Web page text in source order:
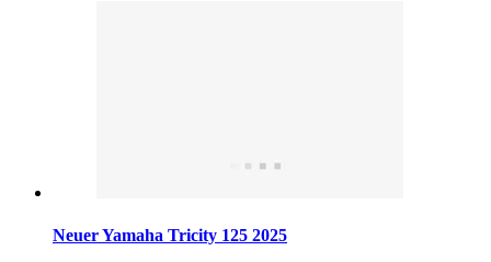
Neuer Yamaha Tricity 125 2025